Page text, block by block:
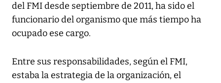
del FMI desde septiembre de 2011, ha sido el
funcionario del organismo que más tiempo ha
ocupado ese cargo.
Entre sus responsabilidades, según el FMI,
estaba la estrategia de la organización, el